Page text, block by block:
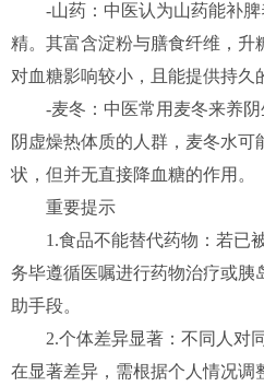
-山药：中医认为山药能补
精。其富含淀粉与膳食纤维，升
对血糖影响较小，且能提供持久
-麦冬：中医常用麦冬来养
阴虚燥热体质的人群，麦冬水可
状，但并无直接降血糖的作用。
重要提示
1.食品不能替代药物：若已
务毕遵循医嘱进行药物治疗或胰
助手段。
2.个体差异显著：不同人对
在显著差异，需根据个人情况调